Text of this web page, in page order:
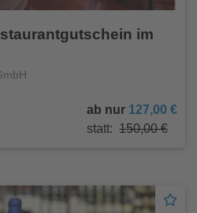
im
ab nur 127,00 €
statt: 150,00 €